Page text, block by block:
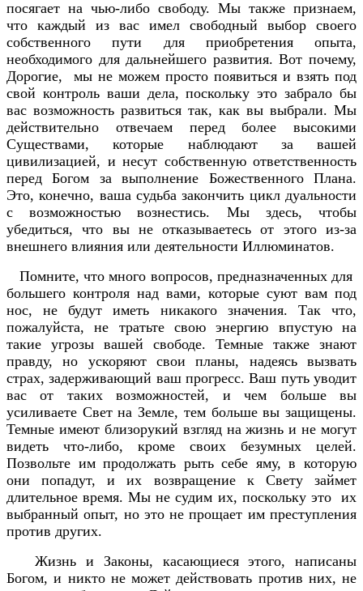
посягает на чью-либо свободу. Мы также признаем,
что каждый из вас имел свободный выбор своего
собственного пути для приобретения опыта,
необходимого для дальнейшего развития. Вот почему,
Дорогие, мы не можем просто появиться и взять под
свой контроль ваши дела, поскольку это забрало бы
вас возможность развиться так, как вы выбрали. Мы
действительно отвечаем перед более высокими
Существами, которые наблюдают за вашей
цивилизацией, и несут собственную ответственность
перед Богом за выполнение Божественного Плана.
Это, конечно, ваша судьба закончить цикл дуальности
с возможностью вознестись. Мы здесь, чтобы
убедиться, что вы не отказываетесь от этого из-за
внешнего влияния или деятельности Иллюминатов.
Помните, что много вопросов, предназначенных для
большего контроля над вами, которые суют вам под
нос, не будут иметь никакого значения. Так что,
пожалуйста, не тратьте свою энергию впустую на
такие угрозы вашей свободе. Темные также знают
правду, но ускоряют свои планы, надеясь вызвать
страх, задерживающий ваш прогресс. Ваш путь уводит
вас от таких возможностей, и чем больше вы
усиливаете Свет на Земле, тем больше вы защищены.
Темные имеют близорукий взгляд на жизнь и не могут
видеть что-либо, кроме своих безумных целей.
Позвольте им продолжать рыть себе яму, в которую
они попадут, и их возвращение к Свету займет
длительное время. Мы не судим их, поскольку это их
выбранный опыт, но это не прощает им преступления
против других.
Жизнь и Законы, касающиеся этого, написаны
Богом, и никто не может действовать против них, не